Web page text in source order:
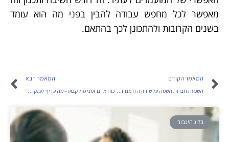
מאפשר לכל מחפש עבודה להבין בפני מה הוא עומד
בשנים הקרובות ולהתכונן לכך בהתאם.
המאמר הקודם
השפעת חברות השמה על שוויון הזדמנויות בתעסוקה
המאמר הבא
כוח אדם זמני מול קבוע – מה עדיף לעסק שלך?
בלוג תיגבור